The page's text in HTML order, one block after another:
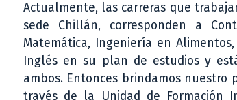
Actualmente, las carreras que
sede Chillán, corresponden a
Matemática, Ingeniería en
Inglés en su plan de estudios y
ambos. Entonces brindamos nuestro
través de la Unidad de Formación